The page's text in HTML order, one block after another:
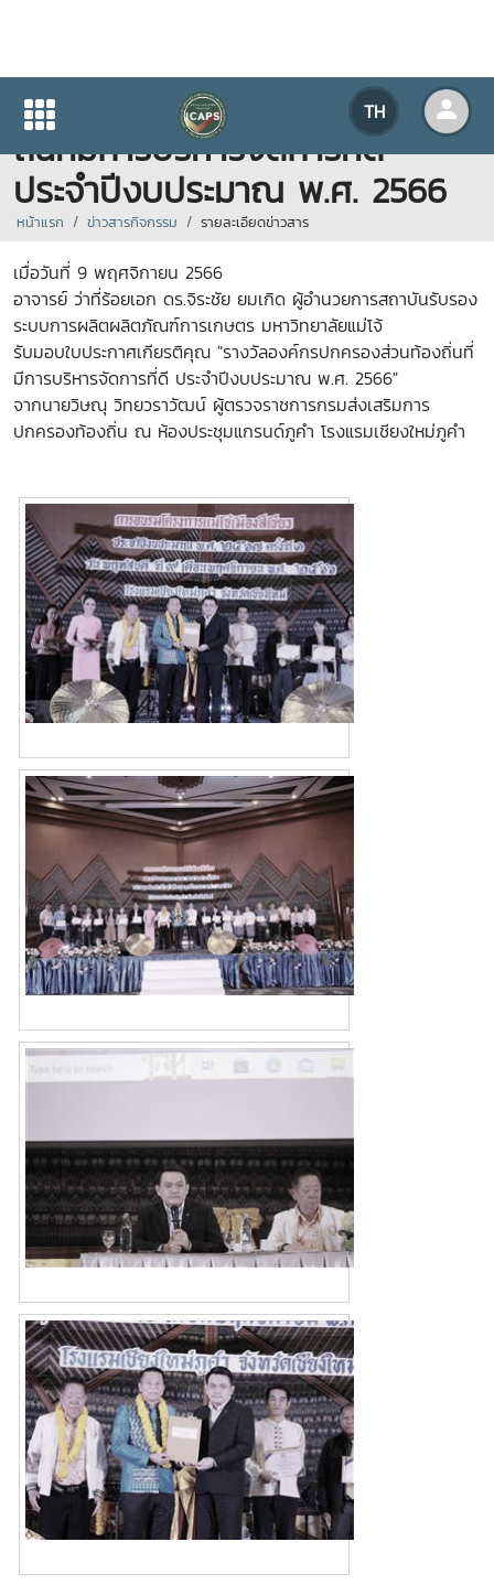
TH
รางวัลองค์กรปกครองส่วนท้อง
ถิ่นที่มีการบริหารจัดการที่ดี
ประจำปีงบประมาณ พ.ศ. 2566
หน้าแรก ข่าวสารกิจกรรม รายละเอียดข่าวสาร
เมื่อวันที่ 9 พฤศจิกายน 2566
อาจารย์ ว่าที่ร้อยเอก ดร.จิระชัย ยมเกิด ผู้อำนวยการสถาบันรับรอง
ระบบการผลิตผลิตภัณฑ์การเกษตร มหาวิทยาลัยแม่โจ้
รับมอบใบประกาศเกียรติคุณ "รางวัลองค์กรปกครองส่วนท้องถิ่นที่
มีการบริหารจัดการที่ดี ประจำปีงบประมาณ พ.ศ. 2566"
จากนายวิษณุ วิทยวราวัฒน์ ผู้ตรวจราชการกรมส่งเสริมการ
ปกครองท้องถิ่น ณ ห้องประชุมแกรนด์ภูคำ โรงแรมเชียงใหม่ภูคำ